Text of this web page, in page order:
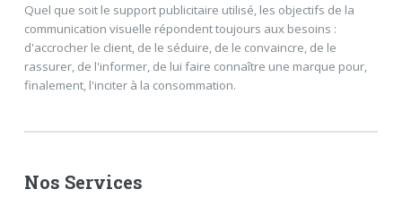
Quel que soit le support publicitaire utilisé, les objectifs de la
communication visuelle répondent toujours aux besoins :
d'accrocher le client, de le séduire, de le convaincre, de le
rassurer, de l'informer, de lui faire connaître une marque pour,
finalement, l'inciter à la consommation.
Nos Services